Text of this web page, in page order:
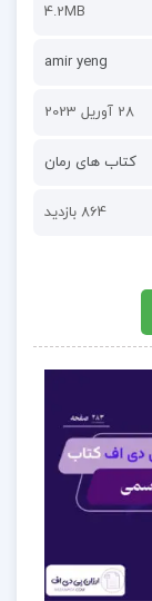
4.2MB
amir yeng
28 آوریل 2023
کتاب های رمان
864 بازدید